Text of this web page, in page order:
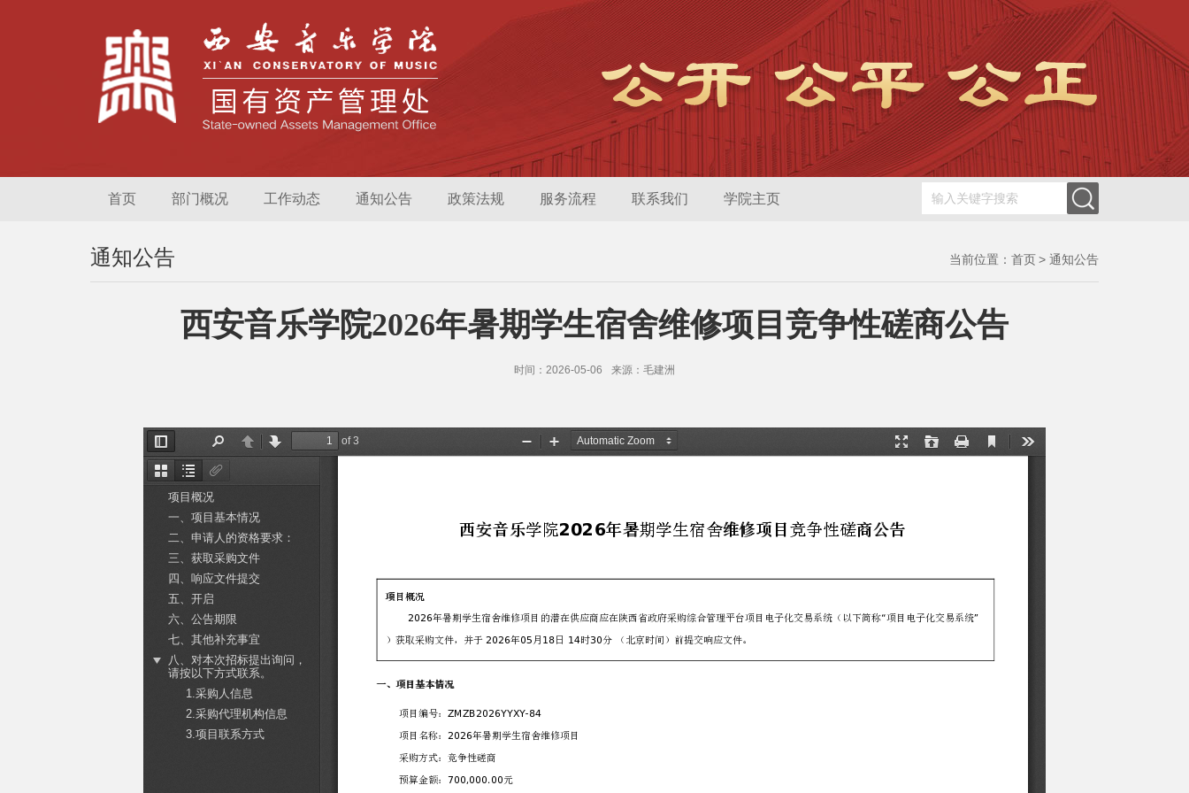
首页 部门概况 工作动态 通知公告 政策法规 服务流程 联系我们 学院主页
当前位置： 首页 通知公告
通知公告
西安音乐学院2026年暑期学生宿舍维修项目竞争性磋商公告
时间：2026-05-06 来源：毛建洲